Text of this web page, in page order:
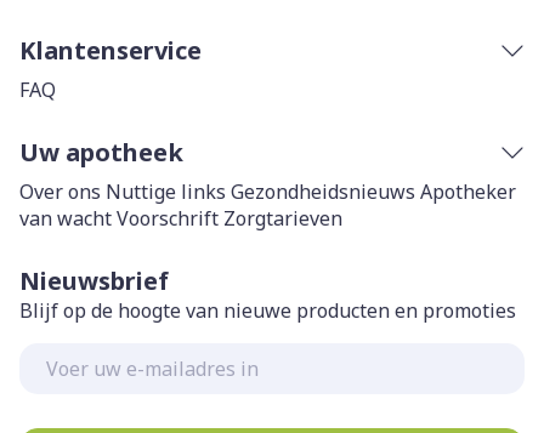
Klantenservice
FAQ
Uw apotheek
Over ons Nuttige links Gezondheidsnieuws Apotheker
van wachtVoorschrift Zorgtarieven
Nieuwsbrief
Blijf op de hoogte van nieuwe producten en promoties